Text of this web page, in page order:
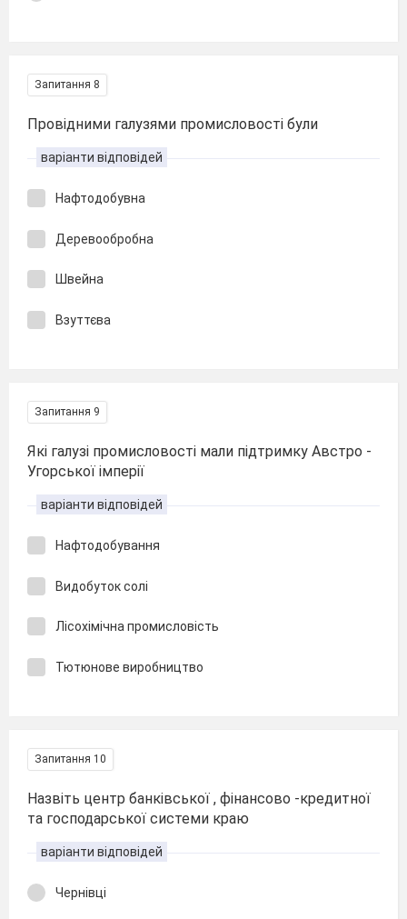
Запитання 8
Провідними галузями промисловості були
варіанти відповідей
Нафтодобувна
Деревообробна
Швейна
Взуттєва
Запитання 9
Які галузі промисловості мали підтримку Австро -
Угорської імперії
варіанти відповідей
Нафтодобування
Видобуток солі
Лісохімічна промисловість
Тютюнове виробництво
Запитання 10
Назвіть центр банківської , фінансово -кредитної
та господарської системи краю
варіанти відповідей
Чернівці